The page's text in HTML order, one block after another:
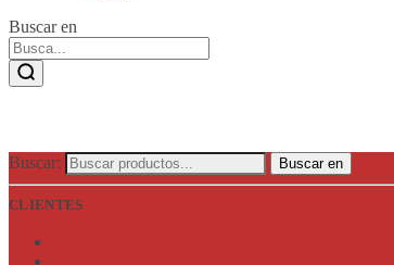
Buscar en
Buscar: Buscar en
CLIENTES